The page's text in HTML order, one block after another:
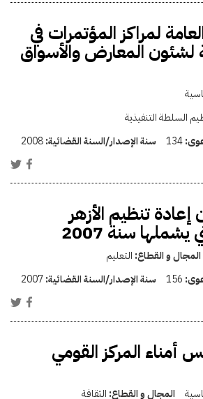
لمراكز المؤتمرات في
لشئون المعارض والأسواق
السلطة التنفيذية
134 سنة الإصدار/السنة القضائية:2008
تنظيم الأزهر
سنة 2007
المجال و القطاع: التعليم
156 سنة الإصدار/السنة القضائية:2007
المركز القومي
المجال و القطاع: الثقافة